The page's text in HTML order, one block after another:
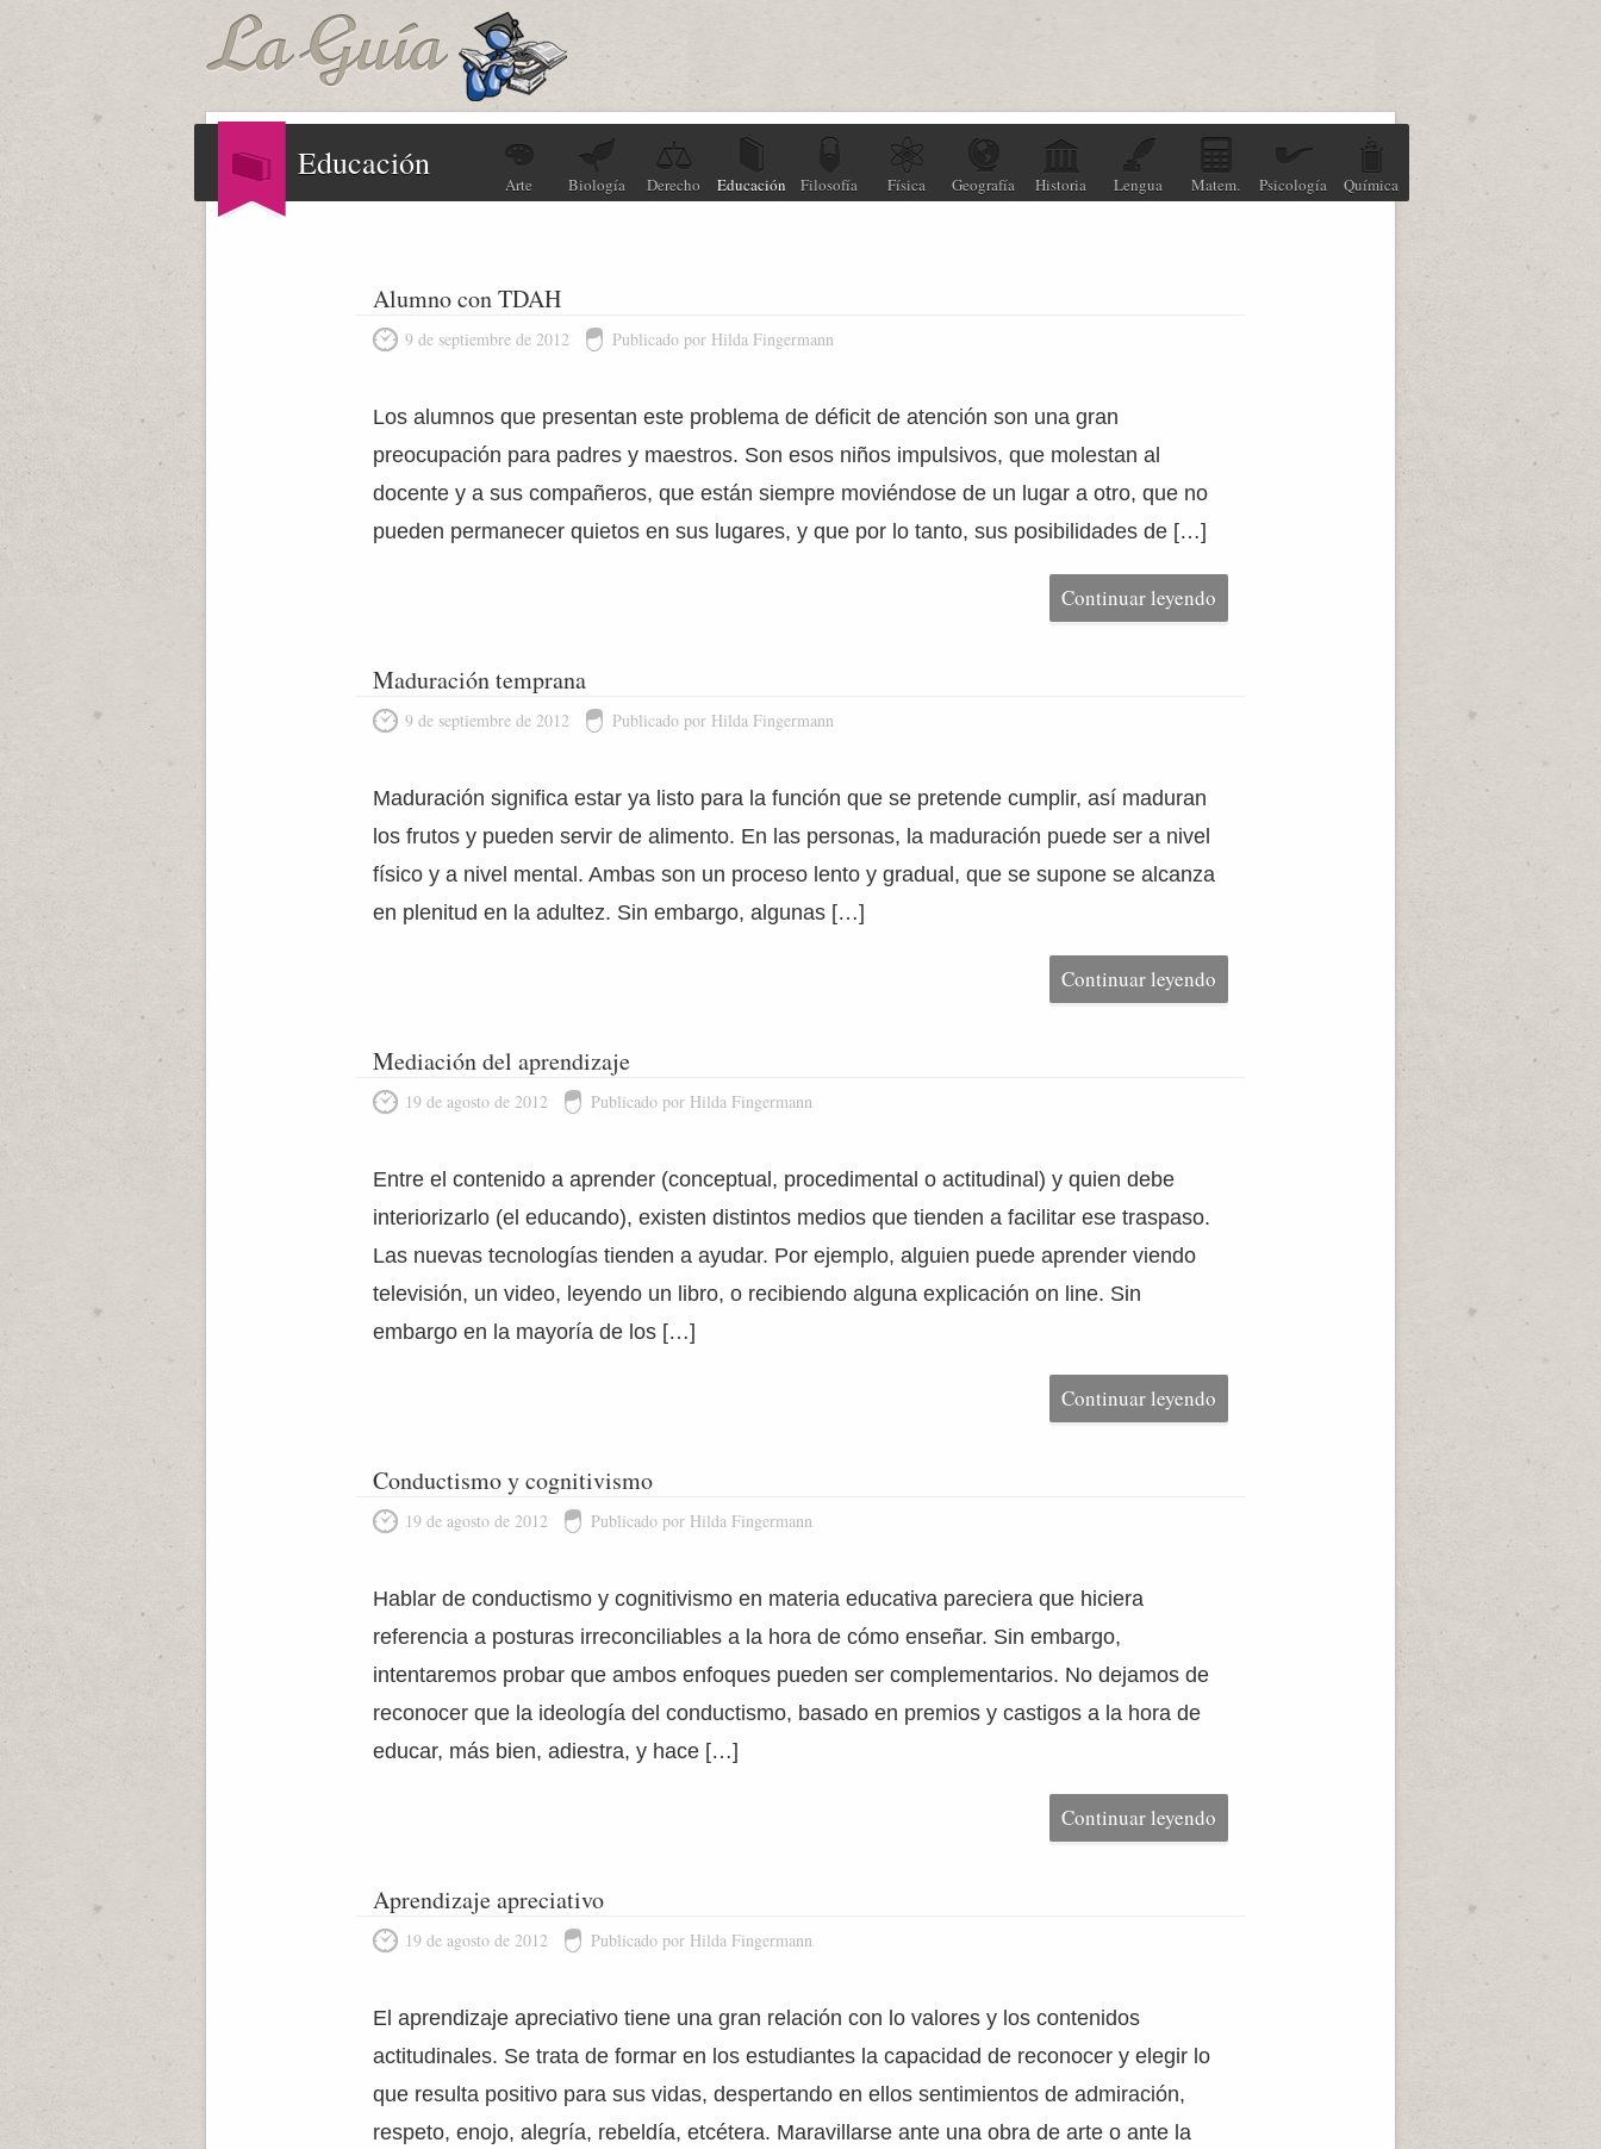
Educación
Arte Biología Derecho Educación Filosofía Física Geografía Historia Lengua Matem. Psicología Química
Alumno con TDAH
9 de septiembre de 2012 Publicado por Hilda Fingermann
Los alumnos que presentan este problema de déficit de atención son una gran
preocupación para padres y maestros. Son esos niños impulsivos, que molestan al
docente y a sus compañeros, que están siempre moviéndose de un lugar a otro, que no
pueden permanecer quietos en sus lugares, y que por lo tanto, sus posibilidades de […]
Continuar leyendo
Maduración temprana
9 de septiembre de 2012 Publicado por Hilda Fingermann
Maduración significa estar ya listo para la función que se pretende cumplir, así maduran
los frutos y pueden servir de alimento. En las personas, la maduración puede ser a nivel
físico y a nivel mental. Ambas son un proceso lento y gradual, que se supone se alcanza
en plenitud en la adultez. Sin embargo, algunas […]
Continuar leyendo
Mediación del aprendizaje
19 de agosto de 2012 Publicado por Hilda Fingermann
Entre el contenido a aprender (conceptual, procedimental o actitudinal) y quien debe
interiorizarlo (el educando), existen distintos medios que tienden a facilitar ese traspaso.
Las nuevas tecnologías tienden a ayudar. Por ejemplo, alguien puede aprender viendo
televisión, un video, leyendo un libro, o recibiendo alguna explicación on line. Sin
embargo en la mayoría de los […]
Continuar leyendo
Conductismo y cognitivismo
19 de agosto de 2012 Publicado por Hilda Fingermann
Hablar de conductismo y cognitivismo en materia educativa pareciera que hiciera
referencia a posturas irreconciliables a la hora de cómo enseñar. Sin embargo,
intentaremos probar que ambos enfoques pueden ser complementarios. No dejamos de
reconocer que la ideología del conductismo, basado en premios y castigos a la hora de
educar, más bien, adiestra, y hace […]
Continuar leyendo
Aprendizaje apreciativo
19 de agosto de 2012 Publicado por Hilda Fingermann
El aprendizaje apreciativo tiene una gran relación con lo valores y los contenidos
actitudinales. Se trata de formar en los estudiantes la capacidad de reconocer y elegir lo
que resulta positivo para sus vidas, despertando en ellos sentimientos de admiración,
respeto, enojo, alegría, rebeldía, etcétera. Maravillarse ante una obra de arte o ante la